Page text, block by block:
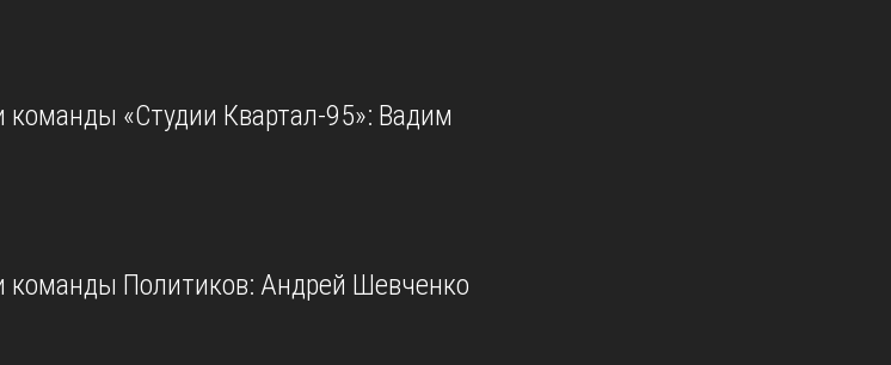
команды «Студии Квартал-95»: Вадим
команды Политиков: Андрей Шевченко